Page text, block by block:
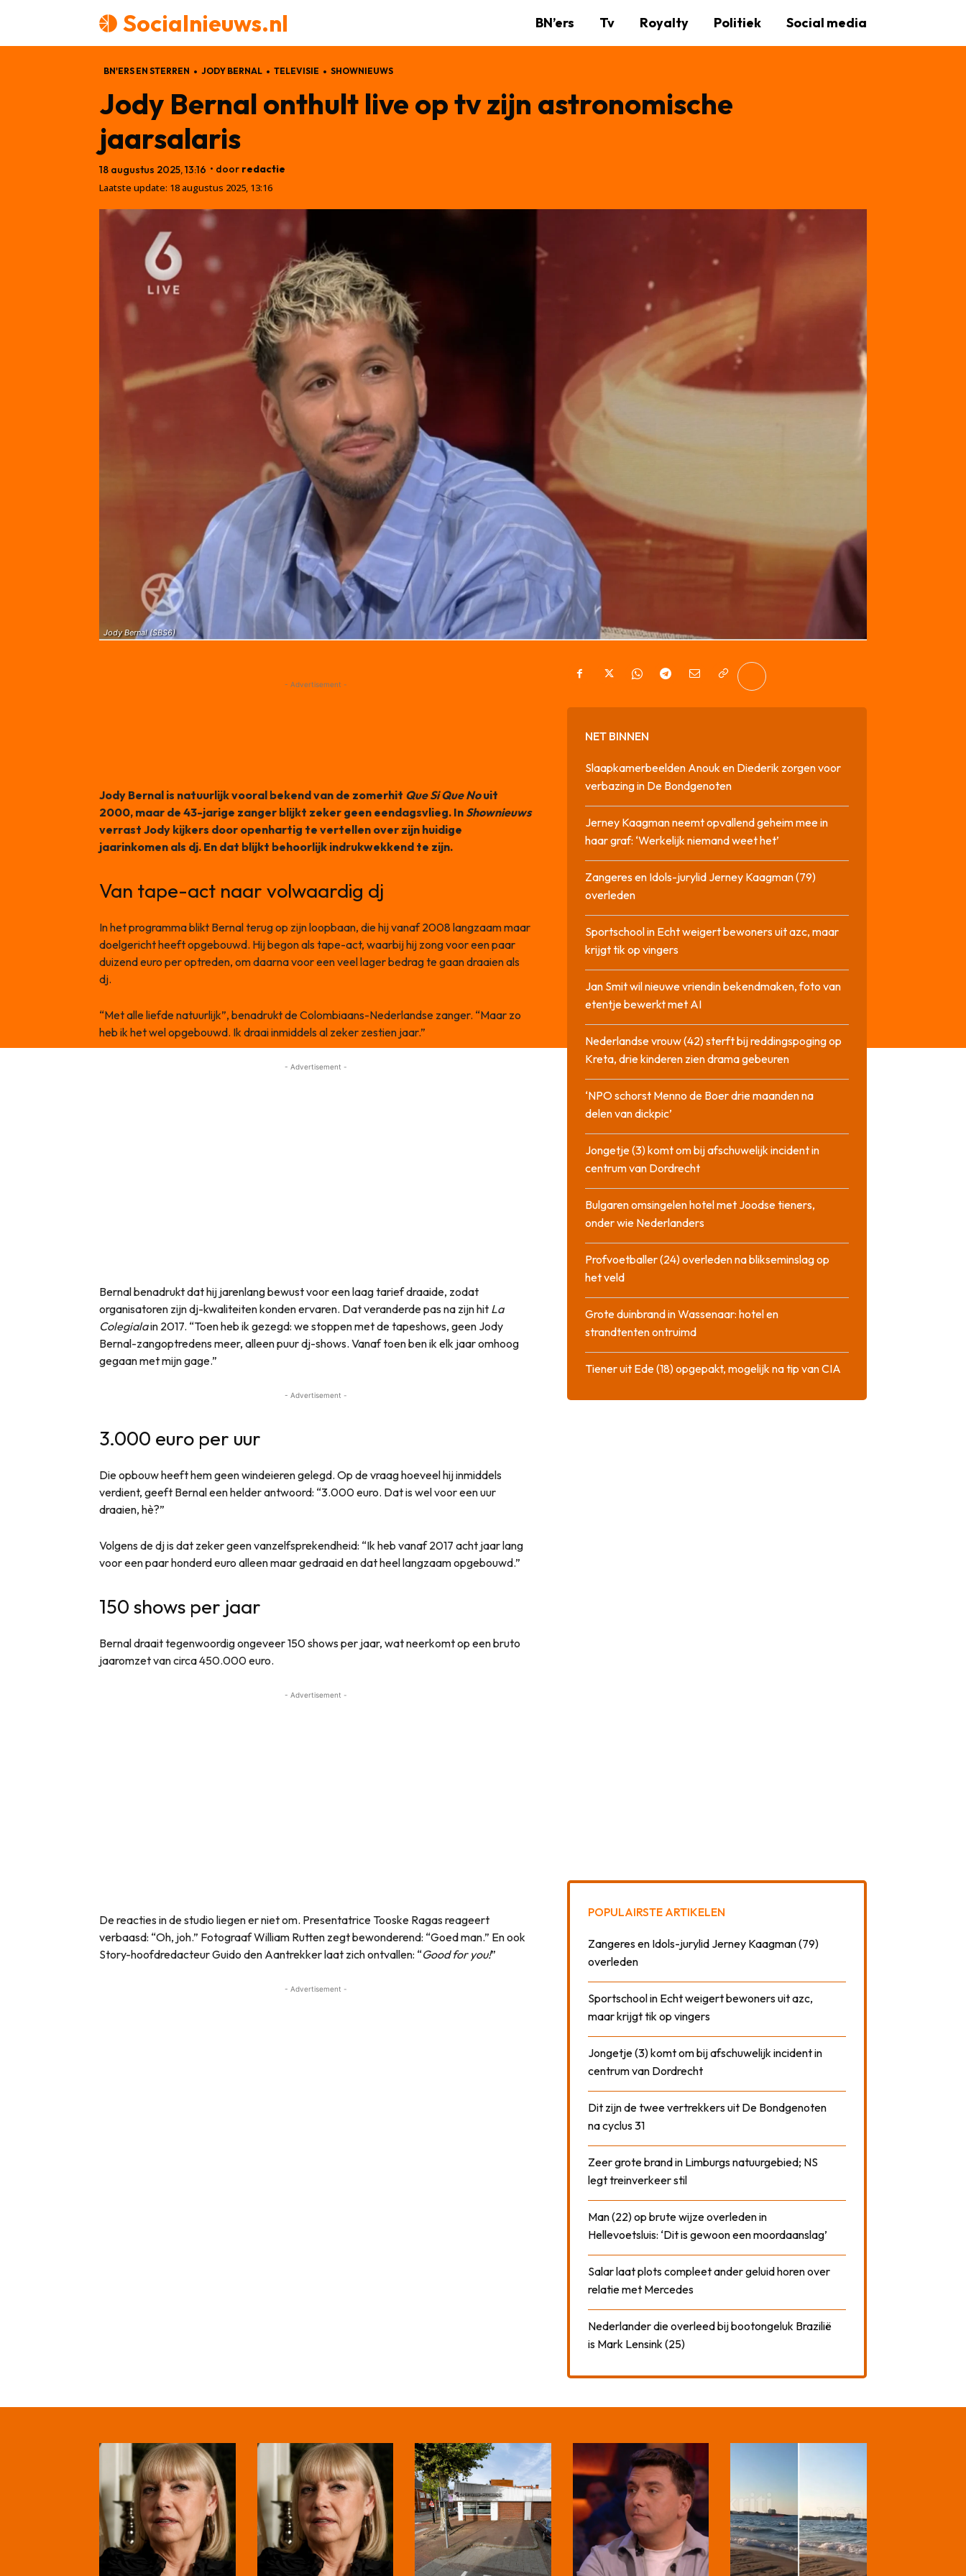
Socialnieuws.nl BN’ers Tv Royalty Politiek Social media
BN'ERS EN STERREN JODY BERNAL TELEVISIE SHOWNIEUWS
Jody Bernal onthult live op tv zijn astronomische
jaarsalaris
18 augustus 2025, 13:16 • door redactie
Laatste update: 18 augustus 2025, 13:16
Jody Bernal (SBS6)
- Advertisement -
Jody Bernal is natuurlijk vooral bekend van de zomerhit Que Si Que Nouit
2000, maar de 43-jarige zanger blijkt zeker geen eendagsvlieg. InShownieuws
verrast Jody kijkers door openhartig te vertellen over zijn huidige
jaarinkomen als dj. En dat blijkt behoorlijk indrukwekkend te zijn.
Van tape-act naar volwaardig dj
In het programma blikt Bernal terug op zijn loopbaan, die hij vanaf 2008 langzaam maar
doelgericht heeft opgebouwd. Hij begon als tape-act, waarbij hij zong voor een paar
duizend euro per optreden, om daarna voor een veel lager bedrag te gaan draaien als
dj.
“Met alle liefde natuurlijk”, benadrukt de Colombiaans-Nederlandse zanger. “Maar zo
heb ik het wel opgebouwd. Ik draai inmiddels al zeker zestien jaar.”
- Advertisement -
Bernal benadrukt dat hij jarenlang bewust voor een laag tarief draaide, zodat
organisatoren zijn dj-kwaliteiten konden ervaren. Dat veranderde pas na zijn hit La
Colegialain 2017. “Toen heb ik gezegd: we stoppen met de tapeshows, geen Jody
Bernal-zangoptredens meer, alleen puur dj-shows. Vanaf toen ben ik elk jaar omhoog
gegaan met mijn gage.”
- Advertisement -
3.000 euro per uur
Die opbouw heeft hem geen windeieren gelegd. Op de vraag hoeveel hij inmiddels
verdient, geeft Bernal een helder antwoord: “3.000 euro. Dat is wel voor een uur
draaien, hè?”
Volgens de dj is dat zeker geen vanzelfsprekendheid: “Ik heb vanaf 2017 acht jaar lang
voor een paar honderd euro alleen maar gedraaid en dat heel langzaam opgebouwd.”
150 shows per jaar
Bernal draait tegenwoordig ongeveer 150 shows per jaar, wat neerkomt op een bruto
jaaromzet van circa 450.000 euro.
- Advertisement -
De reacties in de studio liegen er niet om. Presentatrice Tooske Ragas reageert
verbaasd: “Oh, joh.” Fotograaf William Rutten zegt bewonderend: “Goed man.” En ook
Story-hoofdredacteur Guido den Aantrekker laat zich ontvallen: “Good for you!”
- Advertisement -
NET BINNEN
Slaapkamerbeelden Anouk en Diederik zorgen voor
verbazing in De Bondgenoten
Jerney Kaagman neemt opvallend geheim mee in
haar graf: ‘Werkelijk niemand weet het’
Zangeres en Idols-jurylid Jerney Kaagman (79)
overleden
Sportschool in Echt weigert bewoners uit azc, maar
krijgt tik op vingers
Jan Smit wil nieuwe vriendin bekendmaken, foto van
etentje bewerkt met AI
Nederlandse vrouw (42) sterft bij reddingspoging op
Kreta, drie kinderen zien drama gebeuren
‘NPO schorst Menno de Boer drie maanden na
delen van dickpic’
Jongetje (3) komt om bij afschuwelijk incident in
centrum van Dordrecht
Bulgaren omsingelen hotel met Joodse tieners,
onder wie Nederlanders
Profvoetballer (24) overleden na blikseminslag op
het veld
Grote duinbrand in Wassenaar: hotel en
strandtenten ontruimd
Tiener uit Ede (18) opgepakt, mogelijk na tip van CIA
POPULAIRSTE ARTIKELEN
Zangeres en Idols-jurylid Jerney Kaagman (79)
overleden
Sportschool in Echt weigert bewoners uit azc,
maar krijgt tik op vingers
Jongetje (3) komt om bij afschuwelijk incident in
centrum van Dordrecht
Dit zijn de twee vertrekkers uit De Bondgenoten
na cyclus 31
Zeer grote brand in Limburgs natuurgebied; NS
legt treinverkeer stil
Man (22) op brute wijze overleden in
Hellevoetsluis: ‘Dit is gewoon een moordaanslag’
Salar laat plots compleet ander geluid horen over
relatie met Mercedes
Nederlander die overleed bij bootongeluk Brazilië
is Mark Lensink (25)